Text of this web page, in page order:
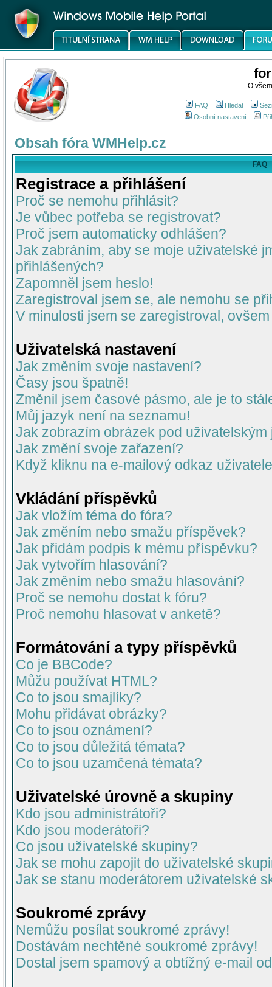
O
FAQ Hledat
Osobní nastavení
Obsah fóra WMHelp.cz
FAQ
Registrace a přihlášení
Proč se nemohu přihlásit?
Je vůbec potřeba se registrovat?
Proč jsem automaticky odhlášen?
Jak zabráním, aby se moje uživatelské
přihlášených?
Zapomněl jsem heslo!
Zaregistroval jsem se, ale nemohu se
V minulosti jsem se zaregistroval,
Uživatelská nastavení
Jak změním svoje nastavení?
Časy jsou špatně!
Změnil jsem časové pásmo, ale je to
Můj jazyk není na seznamu!
Jak zobrazím obrázek pod uživatelským
Jak změní svoje zařazení?
Když kliknu na e-mailový odkaz
Vkládání příspěvků
Jak vložím téma do fóra?
Jak změním nebo smažu příspěvek?
Jak přidám podpis k mému příspěvku?
Jak vytvořím hlasování?
Jak změním nebo smažu hlasování?
Proč se nemohu dostat k fóru?
Proč nemohu hlasovat v anketě?
Formátování a typy příspěvků
Co je BBCode?
Můžu používat HTML?
Co to jsou smajlíky?
Mohu přidávat obrázky?
Co to jsou oznámení?
Co to jsou důležitá témata?
Co to jsou uzamčená témata?
Uživatelské úrovně a skupiny
Kdo jsou administrátoři?
Kdo jsou moderátoři?
Co jsou uživatelské skupiny?
Jak se mohu zapojit do uživatelské
Jak se stanu moderátorem uživatelské
Soukromé zprávy
Nemůžu posílat soukromé zprávy!
Dostávám nechtěné soukromé zprávy!
Dostal jsem spamový a obtížný e-mail